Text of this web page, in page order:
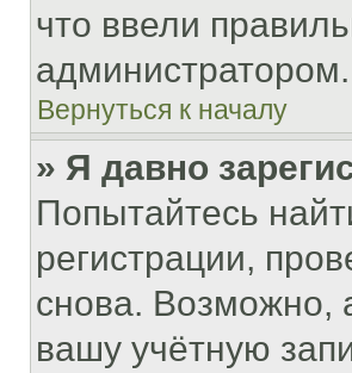
что ввели
администратором.
Вернуться к началу
» Я давно
Попытайтесь
регистрации,
снова. Возможно,
вашу учётную